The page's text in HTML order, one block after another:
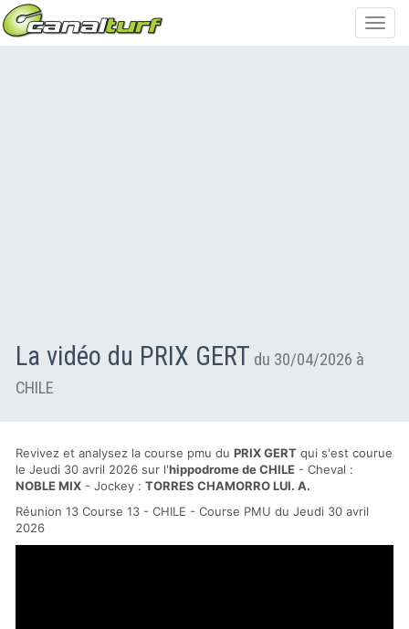
La vidéo du PRIX GERT du 30/04/2026 à
CHILE
Revivez et analysez la course pmu du PRIX GERT qui s'est courue
le Jeudi 30 avril 2026 sur l'hippodrome de CHILE - Cheval :
NOBLE MIX - Jockey : TORRES CHAMORRO LUI. A.
Réunion 13 Course 13 - CHILE - Course PMU du Jeudi 30 avril
2026